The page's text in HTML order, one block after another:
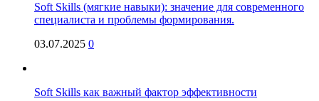
Soft Skills (мягкие навыки): значение для современного
специалиста и проблемы формирования.
03.07.2025 0
Soft Skills как важный фактор эффективности